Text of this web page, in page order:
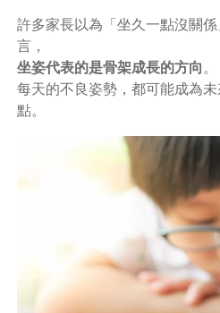
許多家長以為「坐久一點沒關
言，
坐姿代表的是骨架成長的方向。
每天的不良姿勢，都可能成為
點。